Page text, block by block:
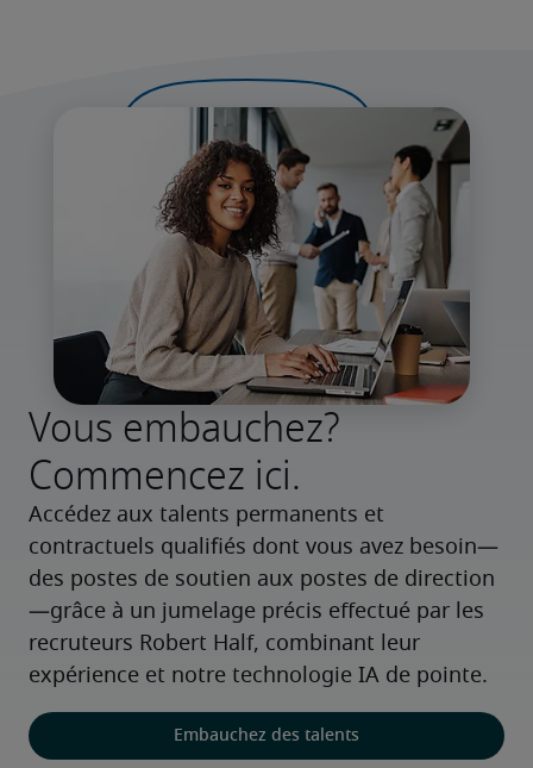
Vous embauchez?
Commencez ici.
Accédez aux talents permanents et
contractuels qualifiés dont vous avez besoin—
des postes de soutien aux postes de direction
—grâce à un jumelage précis effectué par les
recruteurs Robert Half, combinant leur
expérience et notre technologie IA de pointe.
Embauchez des talents